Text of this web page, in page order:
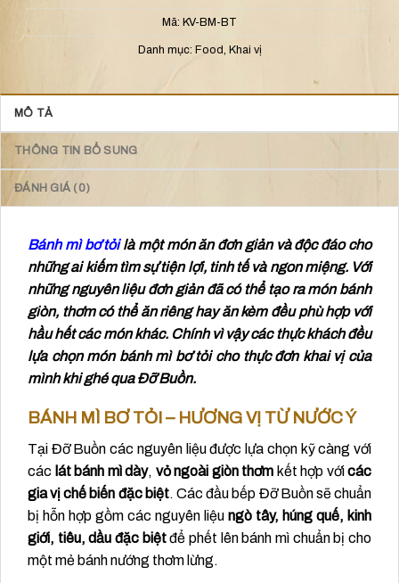
Mã: KV-BM-BT
Danh mục: Food, Khai vị
MÔ TẢ
THÔNG TIN BỔ SUNG
ĐÁNH GIÁ (0)
Bánh mì bơ tỏilà một món ăn đơn giản và độc đáo cho
những ai kiếm tìm sự tiện lợi, tinh tế và ngon miệng. Với
những nguyên liệu đơn giản đã có thể tạo ra món bánh
giòn, thơm có thể ăn riêng hay ăn kèm đều phù hợp với
hầu hết các món khác. Chính vì vậy các thực khách đều
lựa chọn món bánh mì bơ tỏi cho thực đơn khai vị của
mình khi ghé qua Đỡ Buồn.
BÁNH MÌ BƠ TỎI – HƯƠNG VỊ TỪ NƯỚC Ý
Tại Đỡ Buồn các nguyên liệu được lựa chọn kỹ càng với
các lát bánh mì dày, vỏ ngoài giòn thơm kết hợp vớicác
gia vị chế biến đặc biệt. Các đầu bếp Đỡ Buồn sẽ chuẩn
bị hỗn hợp gồm các nguyên liệu ngò tây, húng quế, kinh
giới, tiêu, dầu đặc biệtđể phết lên bánh mì chuẩn bị cho
một mẻ bánh nướng thơm lừng.